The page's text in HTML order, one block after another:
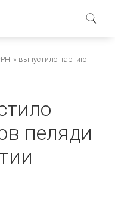
выпустило партию
пеляди